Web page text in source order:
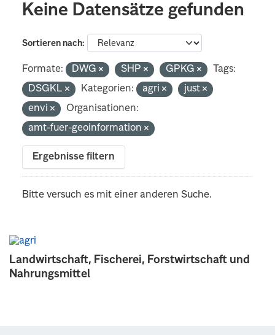
Landwirtschaft, Fischerei, Forstwirtschaft und
Nahrungsmittel
Keine Datensätze gefunden
Sortieren nach
Formate: DWG SHP GPKG
Tags:
DSGKL
Kategorien: agri
just
envi
Organisationen:
amt-fuer-geoinformation
Ergebnisse filtern
Bitte versuch es mit einer anderen Suche.